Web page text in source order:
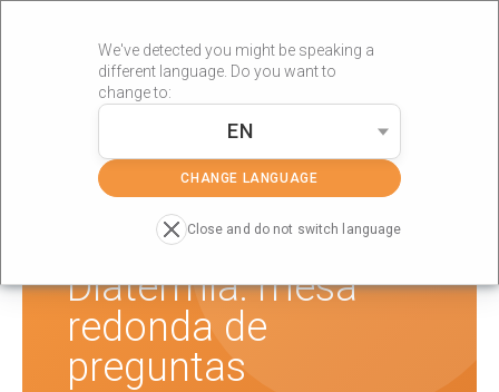
We've detected you might be speaking a
different language. Do you want to
change to:
EN
CHANGE LANGUAGE
Close and do not switch language
» Diatermia: mesa redonda de preguntas
Diatermia: mesa
redonda de
preguntas